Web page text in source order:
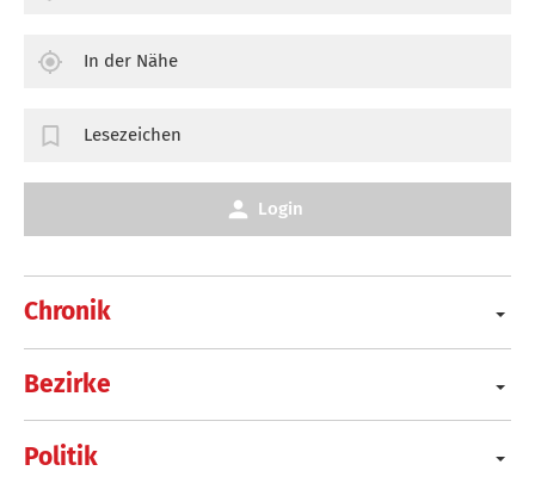
Chronik
Bezirke
Politik
In der Nähe
Lesezeichen
Login